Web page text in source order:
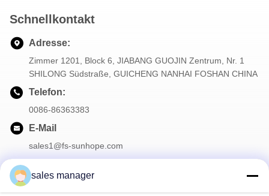
Schnellkontakt
Adresse:
Zimmer 1201, Block 6, JIABANG GUOJIN Zentrum, Nr. 1
SHILONG Südstraße, GUICHENG NANHAI FOSHAN CHINA
Telefon:
0086-86363383
E-Mail
sales1@fs-sunhope.com
sales manager